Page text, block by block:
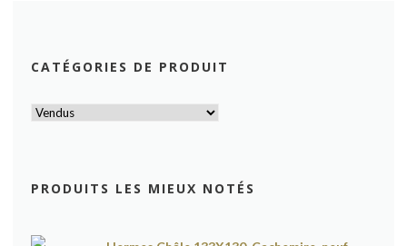
CATÉGORIES DE PRODUIT
PRODUITS LES MIEUX NOTÉS